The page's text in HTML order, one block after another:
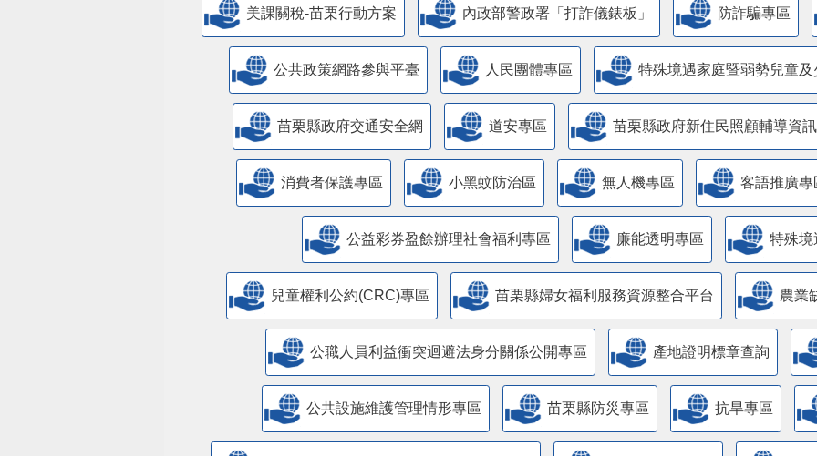
美課關稅-苗栗行動方案 內政部警政署「打詐儀錶板」 防詐騙專區
公共政策網路參與平臺 人民團體專區 特殊境遇家庭暨弱勢兒童
苗栗縣政府交通安全網 道安專區 苗栗縣政府新住民照顧輔導資
消費者保護專區 小黑蚊防治區 無人機專區 客語推廣專
公益彩券盈餘辦理社會福利專區 廉能透明專區 特殊境
兒童權利公約(CRC)專區 苗栗縣婦女福利服務資源整合平台 農業
公職人員利益衝突迴避法身分關係公開專區 產地證明標章查詢
​公共設施維護管理情形專區 苗栗縣防災專區 抗旱專區